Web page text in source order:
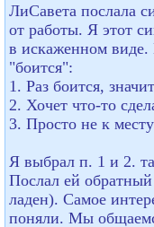
ЛиСавета послала
от работы. Я этот
в искаженном
"боится":
1. Раз боится,
2. Хочет что-то
3. Просто не к
Я выбрал п. 1 и 2.
Послал ей
ладен). Самое
поняли. Мы